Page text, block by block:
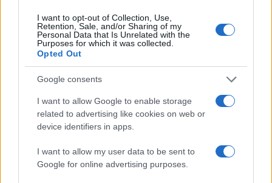
I want to opt-out of Collection, Use,
Retention, Sale, and/or Sharing of my
Personal Data that Is Unrelated with the
Purposes for which it was collected.
Opted Out
Google consents
I want to allow Google to enable storage
related to advertising like cookies on web or
device identifiers in apps.
I want to allow my user data to be sent to
Google for online advertising purposes.
Olbia, divieto di sosta contro spaccio e degrado:
esplode la protesta
Pausa caffè impeccabile: come scegliere la
soluzione ideale per la casa e l’ufficio
Monte Pino, la fine di un lungo dolore: storia e
rinascita della strada che segnò la Gallura